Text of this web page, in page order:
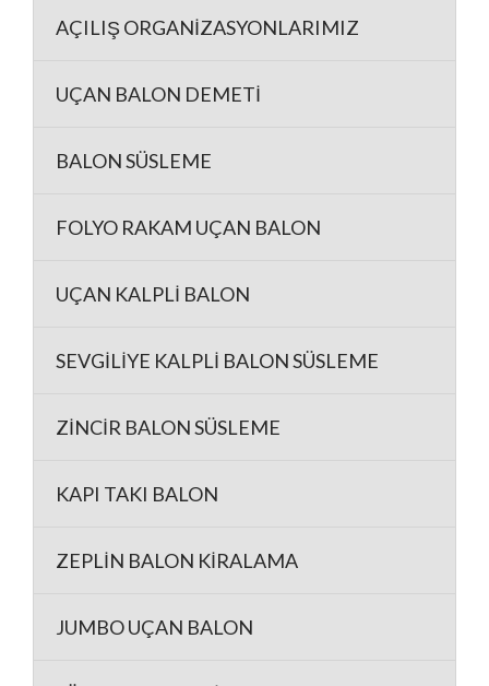
AÇILIŞ ORGANİZASYONLARIMIZ
UÇAN BALON DEMETİ
BALON SÜSLEME
FOLYO RAKAM UÇAN BALON
UÇAN KALPLİ BALON
SEVGİLİYE KALPLİ BALON SÜSLEME
ZİNCİR BALON SÜSLEME
KAPI TAKI BALON
ZEPLİN BALON KİRALAMA
JUMBO UÇAN BALON